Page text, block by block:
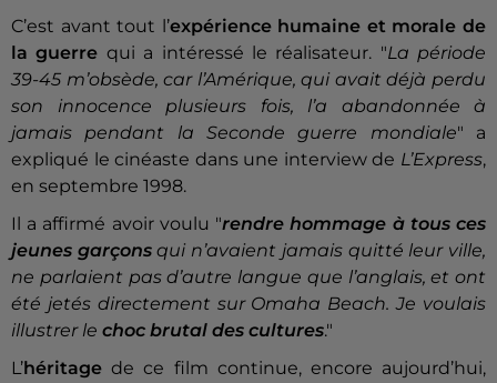
C’est avant tout l’expérience humaine et morale de
la guerre qui a intéressé le réalisateur. "La période
39-45 m’obsède, car l’Amérique, qui avait déjà perdu
son innocence plusieurs fois, l’a abandonnée à
jamais pendant la Seconde guerre mondiale" a
expliqué le cinéaste dans une interview de L’Express,
en septembre 1998.
Il a affirmé avoir voulu "rendre hommage à tous ces
jeunes garçonsqui n’avaient jamais quitté leur ville,
ne parlaient pas d’autre langue que l’anglais, et ont
été jetés directement sur Omaha Beach. Je voulais
illustrer le choc brutal des cultures."
L’héritage de ce film continue, encore aujourd’hui,